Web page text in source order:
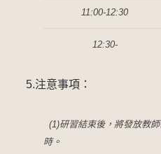
11:00-12:30
12:30-
5.注意事項：
(1)研習結束後，將發放教
時。